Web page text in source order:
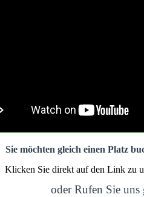
Sie möchten gleich einen Platz
Klicken Sie direkt auf den Link zu
oder Rufen Sie